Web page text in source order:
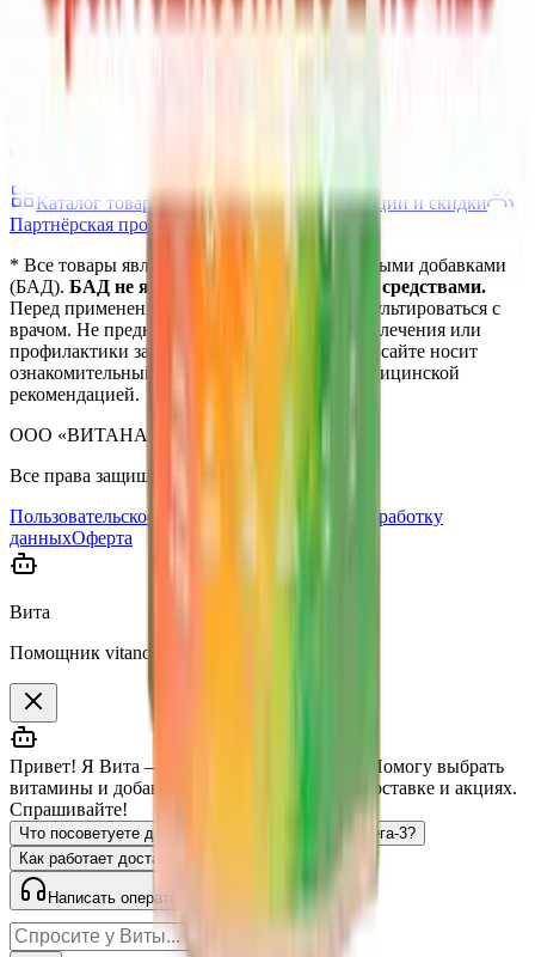
Читать
Мы в социальных сетях
Каталог товаров Блог о здоровье
Акции и скидки
Партнёрская программа
* Все товары являются биологически активными добавками
(БАД). БАД не являются лекарственными средствами.
Перед применением рекомендуется проконсультироваться с
врачом. Не предназначены для диагностики, лечения или
профилактики заболеваний. Информация на сайте носит
ознакомительный характер и не является медицинской
рекомендацией.
ООО «ВИТАНАУ», 2023–
Все права защищены.
Пользовательское соглашение
Согласие на обработку
данныхОферта
Вита
Помощник vitanow.ru
Привет! Я Вита — помощник vitanow.ru 👋 Помогу выбрать
витамины и добавки, отвечу на вопросы о доставке и акциях.
Спрашивайте!
Что посоветуете для иммунитета?
Есть ли омега-3?
Как работает доставка?
Написать оператору